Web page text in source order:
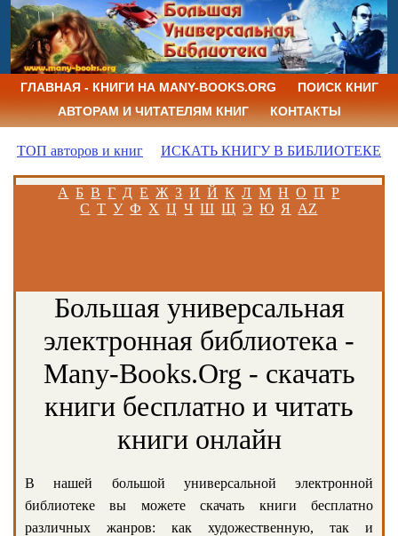
ГЛАВНАЯ - КНИГИ НА MANY-BOOKS.ORG
ПОИСК КНИГ
АВТОРАМ И ЧИТАТЕЛЯМ КНИГ
КОНТАКТЫ
ТОП авторов и книг ИСКАТЬ КНИГУ В БИБЛИОТЕКЕ
А Б В Г Д Е Ж З И Й К Л М Н О П Р
С Т У Ф Х Ц Ч Ш Щ Э Ю Я AZ
Большая универсальная
электронная библиотека -
Many-Books.Org - скачать
книги бесплатно и читать
книги онлайн
В нашей большой универсальной электронной
библиотеке вы можете скачать книги бесплатно
различных жанров: как художественную, так и